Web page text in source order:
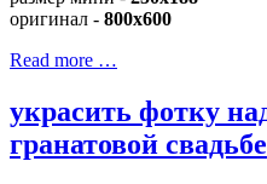
оригинал - 800x600
Read more …
украсить фотку
гранатовой свадьбе